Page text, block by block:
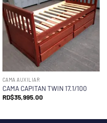
CAMA AUXILIAR
CAMA CAPITAN TWIN 17.1/100
RD$35,995.00